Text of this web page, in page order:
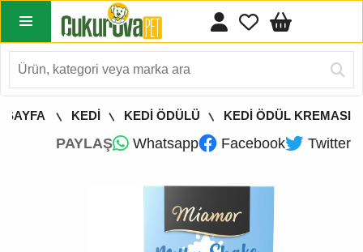
SAYFA KEDİ KEDİ ÖDÜLÜ KEDİ ÖDÜL KREMASI
PAYLAŞ Whatsapp Facebook Twitter